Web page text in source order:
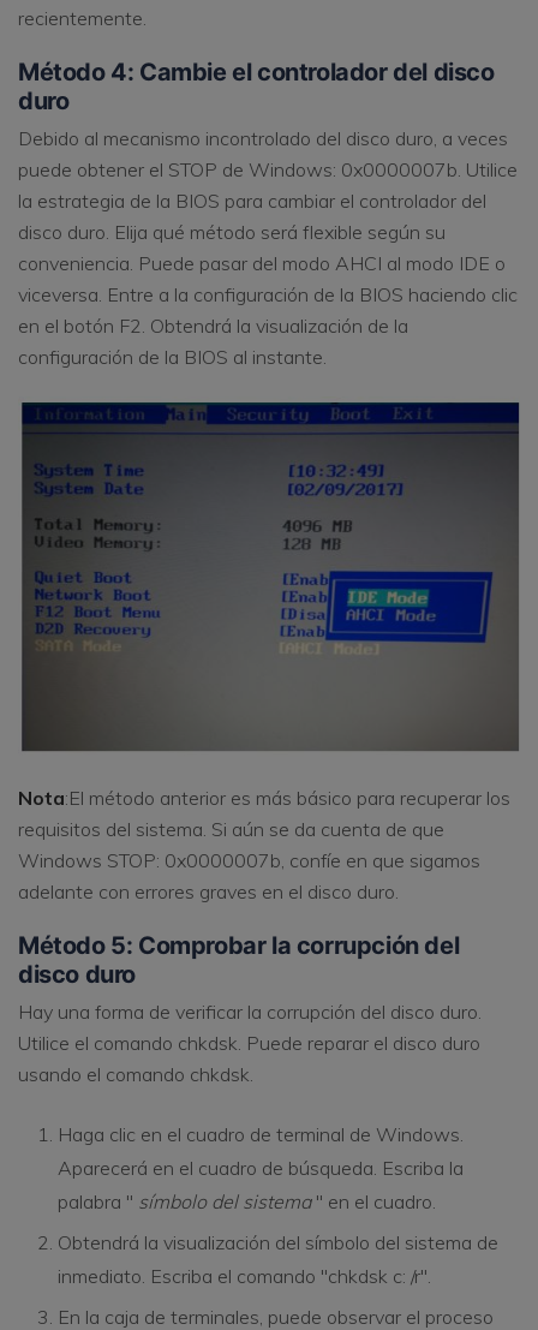
recientemente.
Método 4: Cambie el controlador del disco
duro
Debido al mecanismo incontrolado del disco duro, a veces
puede obtener el STOP de Windows: 0x0000007b. Utilice
la estrategia de la BIOS para cambiar el controlador del
disco duro. Elija qué método será flexible según su
conveniencia. Puede pasar del modo AHCI al modo IDE o
viceversa. Entre a la configuración de la BIOS haciendo clic
en el botón F2. Obtendrá la visualización de la
configuración de la BIOS al instante.
Nota:El método anterior es más básico para recuperar los
requisitos del sistema. Si aún se da cuenta de que
Windows STOP: 0x0000007b, confíe en que sigamos
adelante con errores graves en el disco duro.
Método 5: Comprobar la corrupción del
disco duro
Hay una forma de verificar la corrupción del disco duro.
Utilice el comando chkdsk. Puede reparar el disco duro
usando el comando chkdsk.
Haga clic en el cuadro de terminal de Windows.
Aparecerá en el cuadro de búsqueda. Escriba la
palabra " símbolo del sistema " en el cuadro.
Obtendrá la visualización del símbolo del sistema de
inmediato. Escriba el comando "chkdsk c: /r".
En la caja de terminales, puede observar el proceso